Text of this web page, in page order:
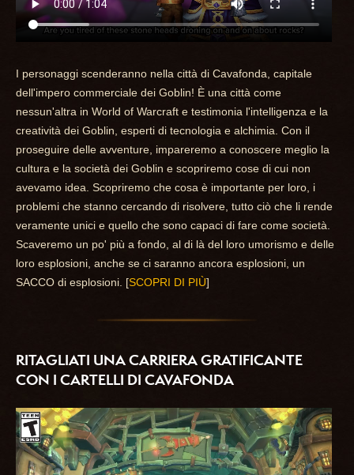
I personaggi scenderanno nella città di Cavafonda, capitale
dell'impero commerciale dei Goblin! È una città come
nessun'altra in World of Warcraft e testimonia l'intelligenza e la
creatività dei Goblin, esperti di tecnologia e alchimia. Con il
proseguire delle avventure, impareremo a conoscere meglio la
cultura e la società dei Goblin e scopriremo cose di cui non
avevamo idea. Scopriremo che cosa è importante per loro, i
problemi che stanno cercando di risolvere, tutto ciò che li rende
veramente unici e quello che sono capaci di fare come società.
Scaveremo un po' più a fondo, al di là del loro umorismo e delle
loro esplosioni, anche se ci saranno ancora esplosioni, un
SACCO di esplosioni. [SCOPRI DI PIÙ]
RITAGLIATI UNA CARRIERA GRATIFICANTE
CON I CARTELLI DI CAVAFONDA